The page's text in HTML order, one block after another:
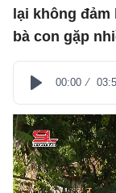
lại không
bà con gặp
Play
00:00